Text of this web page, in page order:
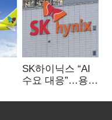
SK하이닉스 “AI
수요 대응”…용인
투자